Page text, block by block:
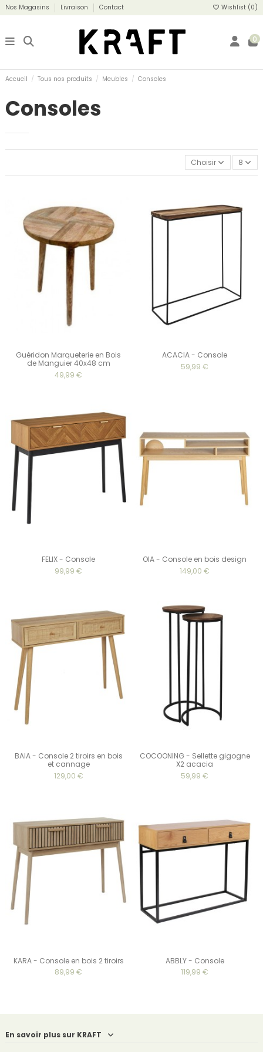
Nos Magasins Livraison Contact Wishlist (0)
0
Accueil Tous nos produits Meubles Consoles
Consoles
Choisir 8
Guéridon Marqueterie en Bois
de Manguier 40x48 cm
49,99 €
ACACIA - Console
59,99 €
FELIX - Console
99,99 €
OIA - Console en bois design
149,00 €
BAIA - Console 2 tiroirs en bois
et cannage
129,00 €
COCOONING - Sellette gigogne
X2 acacia
59,99 €
KARA - Console en bois 2 tiroirs
89,99 €
ABBLY - Console
119,99 €
En savoir plus sur KRAFT